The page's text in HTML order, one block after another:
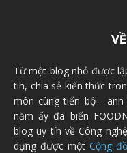
Từ một blog nhỏ được
tin, chia sẻ kiến thức
môn cùng tiến bộ -
năm ấy đã biến
blog uy tín về Công
dựng được một Cộng